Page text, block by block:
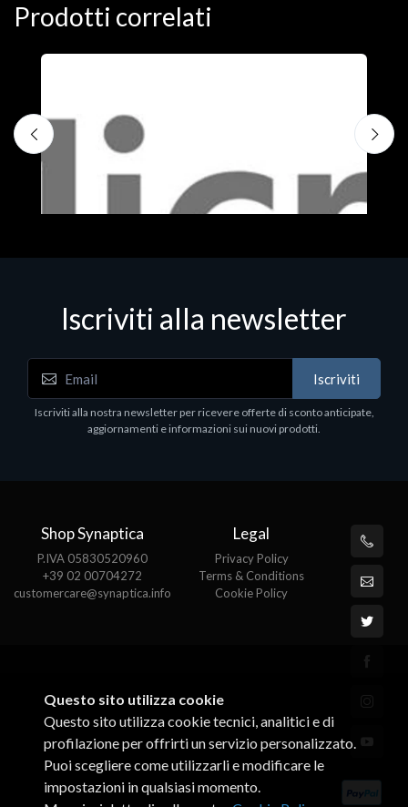
Prodotti correlati
Software - Office Productivity
MS OFFICE H&S 2021 ESD
Iscriviti alla newsletter
Iscriviti
Iscriviti alla nostra newsletter per ricevere offerte di sconto anticipate,
aggiornamenti e informazioni sui nuovi prodotti.
Shop Synaptica
P.IVA 05830520960
+39 02 00704272
customercare@synaptica.info
Legal
Privacy Policy
Terms & Conditions
Cookie Policy
Questo sito utilizza cookie
Questo sito utilizza cookie tecnici, analitici e di
profilazione per offrirti un servizio personalizzato.
Puoi scegliere come utilizzarli e modificare le
impostazioni in qualsiasi momento.